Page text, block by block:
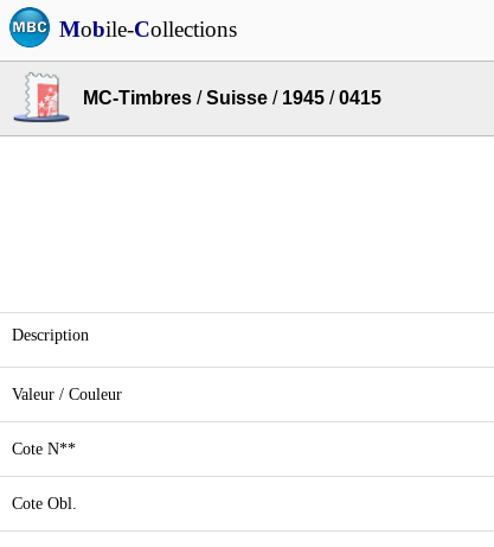
Mobile-Collections
MC-Timbres /Suisse / 1945 /0415
Description
Valeur / Couleur
Cote N**
Cote Obl.